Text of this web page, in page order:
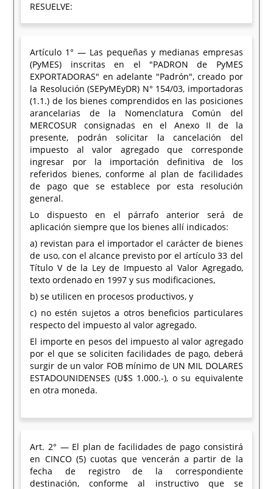
RESUELVE:
Artículo 1° — Las pequeñas y medianas empresas
(PyMES) inscritas en el "PADRON de PyMES
EXPORTADORAS" en adelante "Padrón", creado por
la Resolución (SEPyMEyDR) N° 154/03, importadoras
(1.1.) de los bienes comprendidos en las posiciones
arancelarias de la Nomenclatura Común del
MERCOSUR consignadas en el Anexo II de la
presente, podrán solicitar la cancelación del
impuesto al valor agregado que corresponde
ingresar por la importación definitiva de los
referidos bienes, conforme al plan de facilidades
de pago que se establece por esta resolución
general.
Lo dispuesto en el párrafo anterior será de
aplicación siempre que los bienes allí indicados:
a) revistan para el importador el carácter de bienes
de uso, con el alcance previsto por el artículo 33 del
Título V de la Ley de Impuesto al Valor Agregado,
texto ordenado en 1997 y sus modificaciones,
b) se utilicen en procesos productivos, y
c) no estén sujetos a otros beneficios particulares
respecto del impuesto al valor agregado.
El importe en pesos del impuesto al valor agregado
por el que se soliciten facilidades de pago, deberá
surgir de un valor FOB mínimo de UN MIL DOLARES
ESTADOUNIDENSES (U$S 1.000.-), o su equivalente
en otra moneda.
Art. 2° — El plan de facilidades de pago consistirá
en CINCO (5) cuotas que vencerán a partir de la
fecha de registro de la correspondiente
destinación, conforme al instructivo que se